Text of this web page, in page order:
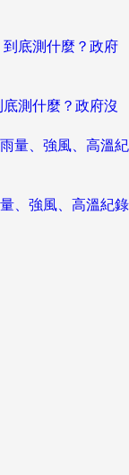
測什麼？政府沒
、強風、高溫紀錄